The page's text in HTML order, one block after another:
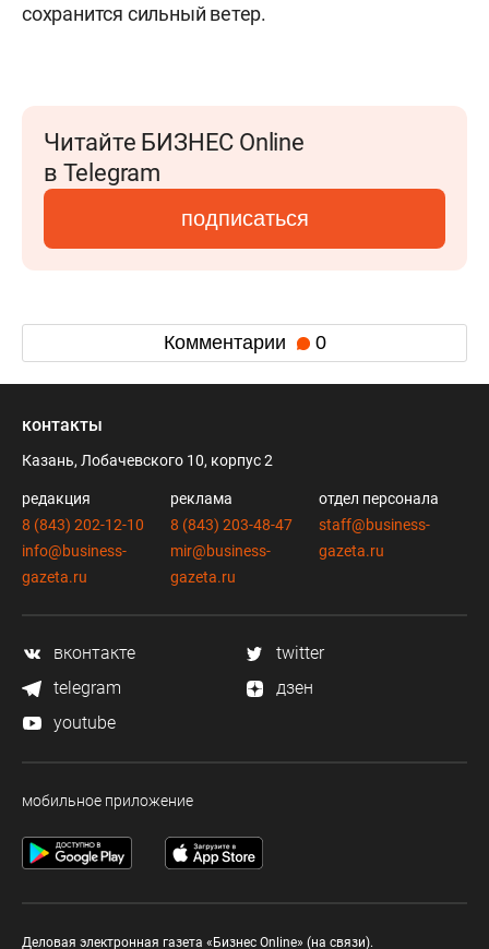
сохранится сильный ветер.
Читайте БИЗНЕС Online
в Telegram
подписаться
Комментарии 0
контакты
Казань, Лобачевского 10, корпус 2
редакция
8 (843) 202-12-10
info@business-
gazeta.ru
реклама
8 (843) 203-48-47
mir@business-
gazeta.ru
отдел персонала
staff@business-
gazeta.ru
вконтакте
twitter
telegram
дзен
youtube
мобильное приложение
Деловая электронная газета «Бизнес Online» (на связи).